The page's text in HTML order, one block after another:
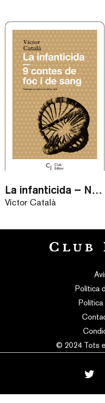
La infanticida – Nou Contes / eBook
Víctor Català
Política
Política
© 2024 Tots